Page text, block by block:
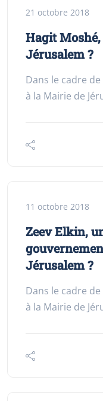
21 octobre 2018
Hagit Moshé,
Jérusalem ?
Dans le cadre
à la Mairie de
11 octobre 2018
Zeev Elkin,
Jérusalem ?
Dans le cadre
à la Mairie de